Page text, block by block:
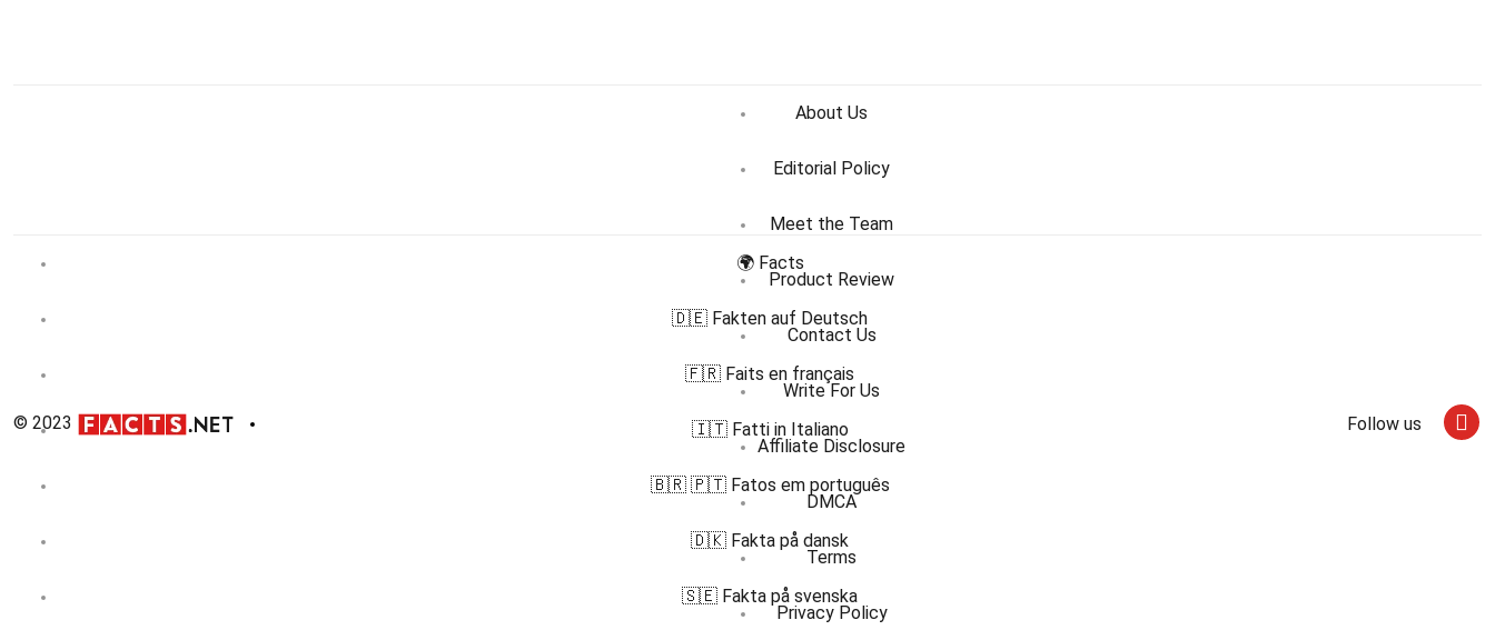
© 2023
About Us
Editorial Policy
Meet the Team
Product Review
Contact Us
Write For Us
Affiliate Disclosure
DMCA
Terms
Privacy Policy
Follow us
🌍 Facts
🇩🇪 Fakten auf Deutsch
🇫🇷 Faits en français
🇮🇹 Fatti in Italiano
🇧🇷 🇵🇹 Fatos em português
🇩🇰 Fakta på dansk
🇸🇪 Fakta på svenska